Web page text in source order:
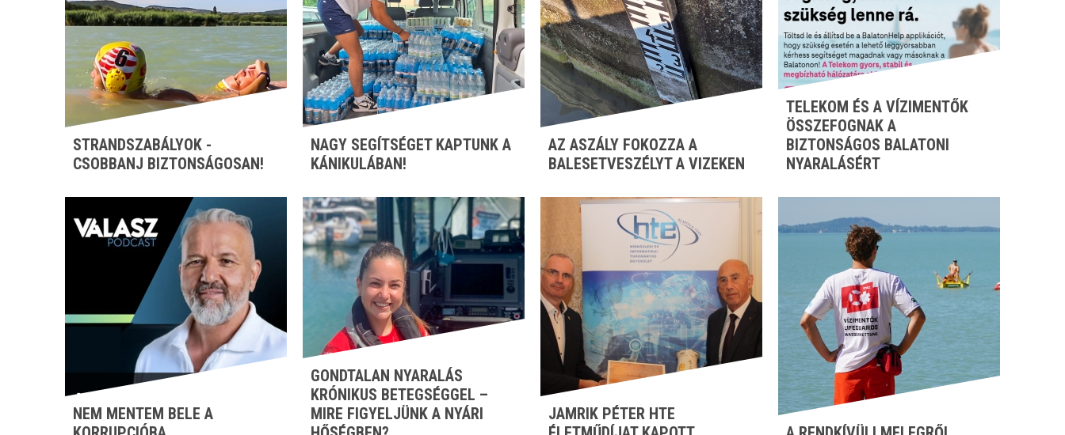
STRANDSZABÁLYOK -
CSOBBANJ BIZTONSÁGOSAN!
NAGY SEGÍTSÉGET KAPTUNK A
KÁNIKULÁBAN!
AZ ASZÁLY FOKOZZA A
BALESETVESZÉLYT A VIZEKEN
TELEKOM ÉS A VÍZIMENTŐK
ÖSSZEFOGNAK A
BIZTONSÁGOS BALATONI
NYARALÁSÉRT
NEM MENTEM BELE A
GONDTALAN NYARALÁS
KRÓNIKUS BETEGSÉGGEL –
MIRE FIGYELJÜNK A NYÁRI
JAMRIK PÉTER HTE